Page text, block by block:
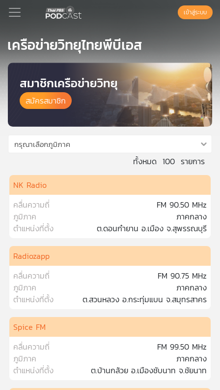
Podcast
เพล
สต์
ย์
ลิ
สต์
ของ
คุณ
เพลง
บทความ
ข่าว
และ
กิจกรรม
เข้าสู่ระบบ
เครือข่ายวิทยุไทยพีบีเอส
สมาชิกเครือข่ายวิทยุ
สมัครสมาชิก
กรุณาเลือกภูมิภาค
ทั้งหมด 100 รายการ
NK Radio
คลื่นความถี่
FM 90.50 MHz
ภูมิภาค
ภาคกลาง
ตำแหน่งที่ตั้ง
ต.ดอนกำยาน อ.เมือง จ.สุพรรณบุรี
Radiozapp
คลื่นความถี่
FM 90.75 MHz
ภูมิภาค
ภาคกลาง
ตำแหน่งที่ตั้ง
ต.สวนหลวง อ.กระทุ่มแบน จ.สมุทรสาคร
Spice FM
คลื่นความถี่
FM 99.50 MHz
ภูมิภาค
ภาคกลาง
ตำแหน่งที่ตั้ง
ต.บ้านกล้วย อ.เมืองชับนาท จ.ชัยนาท